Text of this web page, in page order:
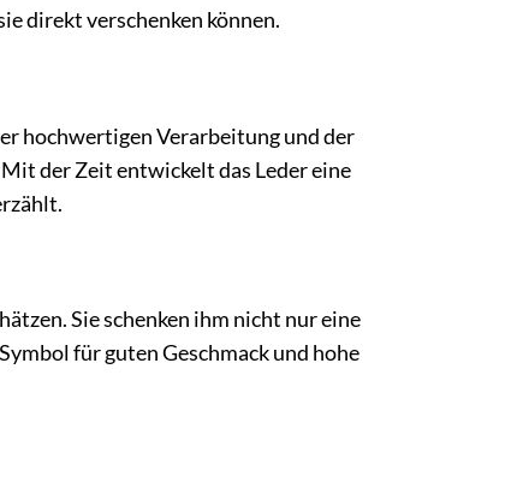
direkt verschenken können.
hochwertigen Verarbeitung und der
der Zeit entwickelt das Leder eine
Sie schenken ihm nicht nur eine
für guten Geschmack und hohe